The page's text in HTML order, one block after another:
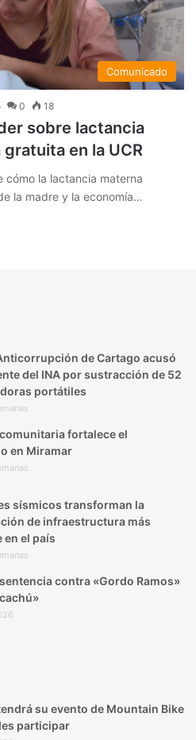
Comunicado
0 18
sobre lactancia
en la UCR
cómo la lactancia materna
la madre y la economía…
de Cartago acusó
del INA por sustracción de 52
portátiles
fortalece el
en Miramar
sísmicos transforman la
de infraestructura más
en el país
contra «Gordo Ramos»
su evento de Mountain Bike
participar